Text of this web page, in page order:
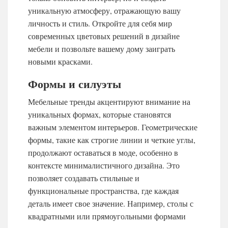
уникальную атмосферу, отражающую вашу
личность и стиль. Откройте для себя мир
современных цветовых решений в дизайне
мебели и позвольте вашему дому заиграть
новыми красками.
Формы и силуэты
Мебельные тренды акцентируют внимание на
уникальных формах, которые становятся
важным элементом интерьеров. Геометрические
формы, такие как строгие линии и четкие углы,
продолжают оставаться в моде, особенно в
контексте минималистичного дизайна. Это
позволяет создавать стильные и
функциональные пространства, где каждая
деталь имеет свое значение. Например, столы с
квадратными или прямоугольными формами